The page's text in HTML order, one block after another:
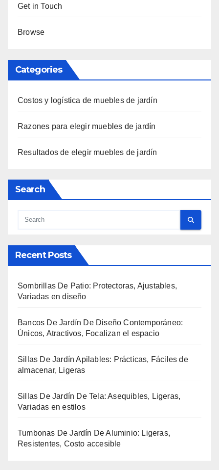
Get in Touch
Browse
Categories
Costos y logística de muebles de jardín
Razones para elegir muebles de jardín
Resultados de elegir muebles de jardín
Search
Recent Posts
Sombrillas De Patio: Protectoras, Ajustables,
Variadas en diseño
Bancos De Jardín De Diseño Contemporáneo:
Únicos, Atractivos, Focalizan el espacio
Sillas De Jardín Apilables: Prácticas, Fáciles de
almacenar, Ligeras
Sillas De Jardín De Tela: Asequibles, Ligeras,
Variadas en estilos
Tumbonas De Jardín De Aluminio: Ligeras,
Resistentes, Costo accesible